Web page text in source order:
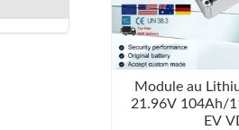
Module au
21.96V 104Ah/
EV